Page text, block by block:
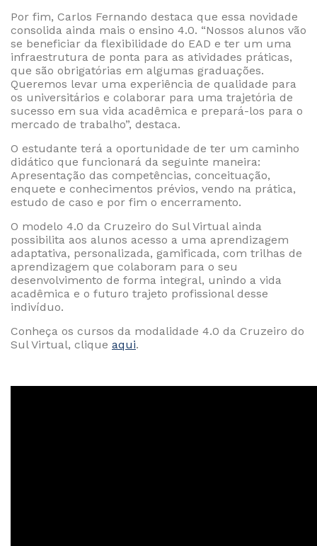
Por fim, Carlos Fernando destaca que essa novidade
consolida ainda mais o ensino 4.0. “Nossos alunos vão
se beneficiar da flexibilidade do EAD e ter um uma
infraestrutura de ponta para as atividades práticas,
que são obrigatórias em algumas graduações.
Queremos levar uma experiência de qualidade para
os universitários e colaborar para uma trajetória de
sucesso em sua vida acadêmica e prepará-los para o
mercado de trabalho”, destaca.
O estudante terá a oportunidade de ter um caminho
didático que funcionará da seguinte maneira:
Apresentação das competências, conceituação,
enquete e conhecimentos prévios, vendo na prática,
estudo de caso e por fim o encerramento.
O modelo 4.0 da Cruzeiro do Sul Virtual ainda
possibilita aos alunos acesso a uma aprendizagem
adaptativa, personalizada, gamificada, com trilhas de
aprendizagem que colaboram para o seu
desenvolvimento de forma integral, unindo a vida
acadêmica e o futuro trajeto profissional desse
indivíduo.
Conheça os cursos da modalidade 4.0 da Cruzeiro do
Sul Virtual, clique aqui.